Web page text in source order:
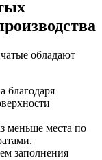
обладают
благодаря
меньше места по
заполнения